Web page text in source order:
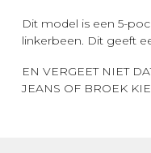
Dit model is een 5-
linkerbeen. Dit geeft
EN VERGEET NIET
JEANS OF BROEK